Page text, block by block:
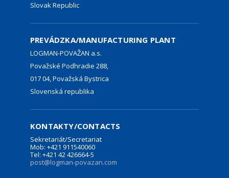
Slovak Republic
PREVÁDZKA/MANUFACTURING PLANT
LOGMAN-POVAŽAN a.s.
Považské Podhradie 288,
017 04, Považská Bystrica
Slovenská republika
KONTAKTY/CONTACTS
Sekretariát/Secretariat
Mob: +421 911540060
Tel: +421 42 426664-5
post@logman-povazan.com